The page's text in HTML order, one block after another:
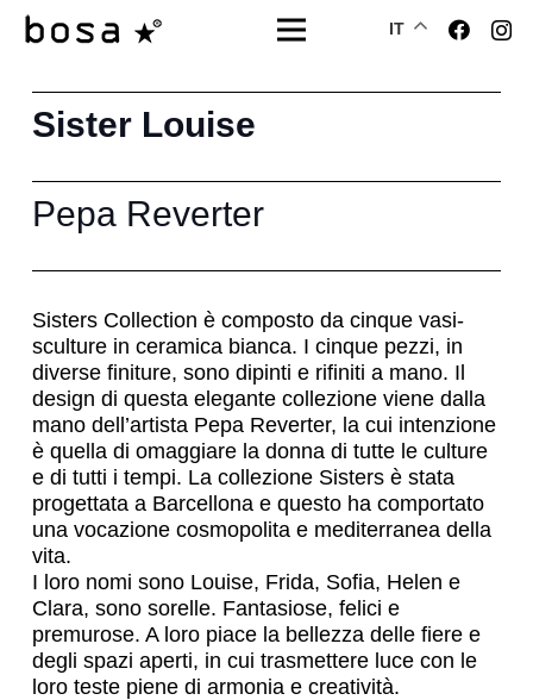
IT
Sister Louise
Pepa Reverter
Sisters Collection è composto da cinque vasi-
sculture in ceramica bianca. I cinque pezzi, in
diverse finiture, sono dipinti e rifiniti a mano. Il
design di questa elegante collezione viene dalla
mano dell’artista Pepa Reverter, la cui intenzione
è quella di omaggiare la donna di tutte le culture
e di tutti i tempi. La collezione Sisters è stata
progettata a Barcellona e questo ha comportato
una vocazione cosmopolita e mediterranea della
vita.
I loro nomi sono Louise, Frida, Sofia, Helen e
Clara, sono sorelle. Fantasiose, felici e
premurose. A loro piace la bellezza delle fiere e
degli spazi aperti, in cui trasmettere luce con le
loro teste piene di armonia e creatività.